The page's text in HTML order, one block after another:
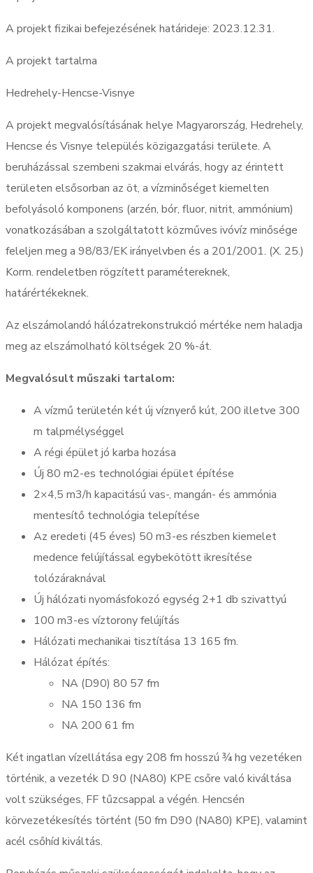
A projekt fizikai befejezésének határideje: 2023.12.31.
A projekt tartalma
Hedrehely-Hencse-Visnye
A projekt megvalósításának helye Magyarország, Hedrehely,
Hencse és Visnye település közigazgatási területe. A
beruházással szembeni szakmai elvárás, hogy az érintett
területen elsősorban az öt, a vízminőséget kiemelten
befolyásoló komponens (arzén, bór, fluor, nitrit, ammónium)
vonatkozásában a szolgáltatott közműves ivóvíz minősége
feleljen meg a 98/83/EK irányelvben és a 201/2001. (X. 25.)
Korm. rendeletben rögzített paramétereknek,
határértékeknek.
Az elszámolandó hálózatrekonstrukció mértéke nem haladja
meg az elszámolható költségek 20 %-át.
Megvalósult műszaki tartalom:
A vízmű területén két új víznyerő kút, 200 illetve 300
m talpmélységgel
A régi épület jó karba hozása
Új 80 m2-es technológiai épület építése
2×4,5 m3/h kapacitású vas-, mangán- és ammónia
mentesítő technológia telepítése
Az eredeti (45 éves) 50 m3-es részben kiemelet
medence felújítással egybekötött ikresítése
tolózáraknával
Új hálózati nyomásfokozó egység 2+1 db szivattyú
100 m3-es víztorony felújítás
Hálózati mechanikai tisztítása 13 165 fm.
Hálózat építés:
NA (D90) 80 57 fm
NA 150 136 fm
NA 200 61 fm
Két ingatlan vízellátása egy 208 fm hosszú ¾ hg vezetéken
történik, a vezeték D 90 (NA80) KPE csőre való kiváltása
volt szükséges, FF tűzcsappal a végén. Hencsén
körvezetékesítés történt (50 fm D90 (NA80) KPE), valamint
acél csőhíd kiváltás.